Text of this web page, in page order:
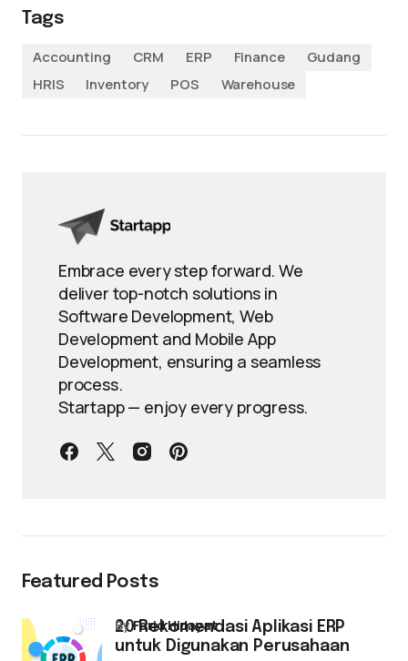
Tags
Accounting
CRM ERP Finance
Gudang
HRIS
Inventory POS Warehouse
Embrace every step forward. We
deliver top-notch solutions in
Software Development, Web
Development and Mobile App
Development, ensuring a seamless
process.
Startapp — enjoy every progress.
Featured Posts
20 Rekomendasi Aplikasi ERP
untuk Digunakan Perusahaan
byFarid Hidayat